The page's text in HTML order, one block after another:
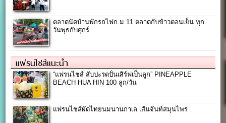
ตลาดนัดบ้านพักรถไฟก.ม.11 ตลาดกับข้าวตอนเย็น ทุก
วันพุธกับศุกร์
แฟรนไชส์แนะนำ
“แฟรนไชส์ สับปะรดปั่นเสิร์ฟเป็นลูก” PINEAPPLE
BEACH HUA HIN 100 ลูก/วัน
แฟรนไชส์ผัดไทยนมนานกาเล เส้นจันท์สมุนไพร